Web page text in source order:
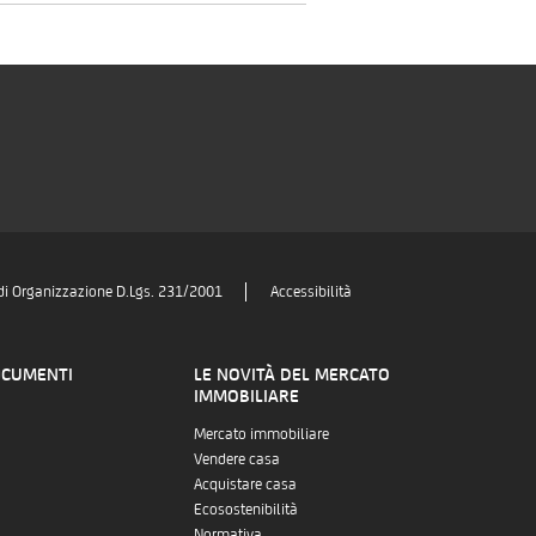
Organizzazione D.Lgs. 231/2001 Accessibilità
LE NOVITÀ DEL MERCATO
IMMOBILIARE
Mercato immobiliare
Vendere casa
Acquistare casa
Ecosostenibilità